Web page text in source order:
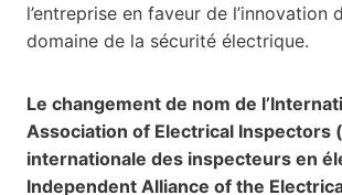
l’entreprise en faveur de l’innovation
domaine de la sécurité électrique.
Le changement de nom de
Association of Electrical Inspectors
internationale des inspecteurs en
Independent Alliance of the